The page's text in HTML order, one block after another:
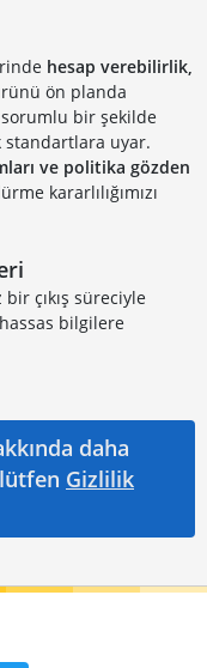
hesap verebilirlik,
ön planda
bir şekilde
standartlara uyar.
ve politika gözden
kararlılığımızı
çıkış süreciyle
hassas bilgilere
daha
Gizlilik